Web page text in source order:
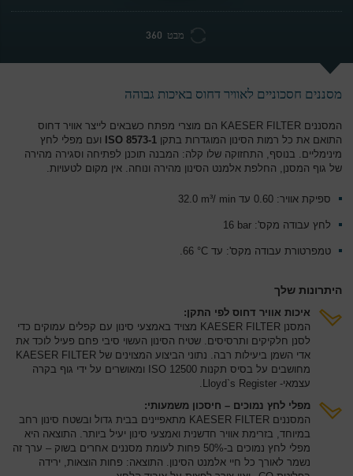
מבט 360
מסננים חסכוניים לאוויר דחוס באיכות גבוהה
המסננים KAESER FILTER הם מוצרי מפתח כשבאים לייצר אוויר דחוס
התואם את כל רמות הסינון המוגדרות בתקן ISO 8573-1
ועם מפלי לחץ
מינימליים. בנוסף, התחזוקה שלו קלה: המבנה תוכנן לפתיחה וסגירה מהירה
של גוף המסנן, החלפת אלמנט הסינון מהירה ונוחה. אין מקום לטעויות.
ספיקת אוויר: 0.60 עד‏ ‎‏min‎‎‏ /‎ 32.0 m³
לחץ עבודה מקס': 16‎ bar
טמפרטורת עבודה מקס': עד ‎.66 °C
היתרונות שלך
איכות אוויר דחוס לפי התקן:
המסנן KAESER FILTER מצויד באמצעי סינון עם קפלים עמוקים כדי
לסנן חלקיקים ותרסיסים. שטיח הסינון העשוי סיבי פחם פעיל לוכד את
אדי השמן ביעילות רבה. נתוני הביצוע המצוינים של KAESER FILTER
מחושבים על בסיס תקנות ISO 12500 ומאושרים על ידי גוף בקרה
עצמאי- Lloyd`s Register.
מפלי לחץ נמוכים – חיסכון משמעותי:
המסננים KAESER FILTER מתאפיינים בבית גדול ובשטח סינון רחב
במיוחד, בזרימת אוויר חדשנית ואמצעי סינון יעיל ביותר. התוצאה היא
מפלי לחץ נמוכים ב-50% פחות לעומת מסננים אחרים בשוק – ערך זה
נשמר לאורך כל חיי אלמנט הסינון. התוצאה: פחות הוצאות, ירידה